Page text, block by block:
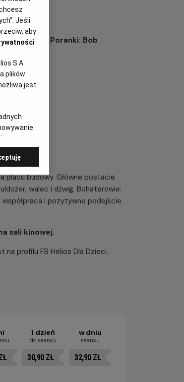
-Filmowe Poranki: Bob
placu budowy. Główne postacie
walec i dźwig. Bohaterowie:
i pozytywne podejście
sali kinowej.
profilu FB Helios Dla Dzieci.
1 dzień
do seansu
w dniu
seansu
30,90 ZŁ 32,90 ZŁ
Jeśli
aby
S.A.
plików
jest